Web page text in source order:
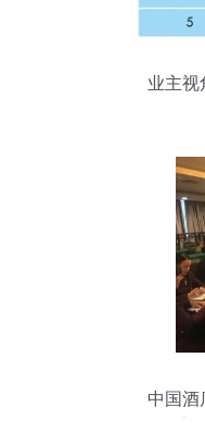
业主视
中国酒